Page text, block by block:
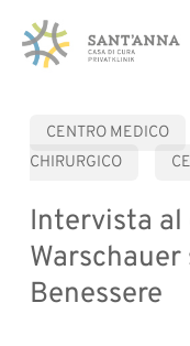
main
CENTRO MEDICO
CHIRURGICO
Intervista
Benessere